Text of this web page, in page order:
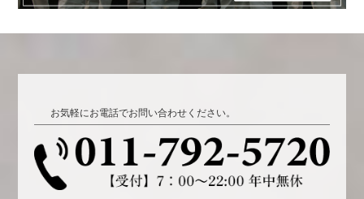
お気軽にお電話でお問い合わせください。